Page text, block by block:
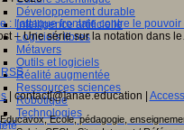
Développement durable
Intelligence artificielle
Logiciels libres
Métavers
Outils et logiciels
Réalité augmentée
Ressources sciences
Robotique
Technologies
: l’attaque frontale contre le
– Une série sur la notation dans
| contact[@]anae.education |
Ecole, pédagogie,